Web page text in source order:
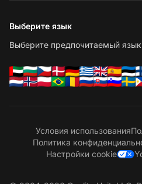
Выберите язык
Выберите предпочитаемый язык
Условия использования
Политика
Настройки cookie